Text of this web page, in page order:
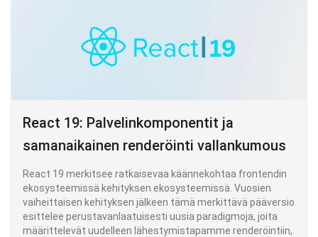
React 19: Palvelinkomponentit ja
samanaikainen renderöinti vallankumous
React 19 merkitsee ratkaisevaa käännekohtaa frontendin
ekosysteemissä kehityksen ekosysteemissä. Vuosien
vaiheittaisen kehityksen jälkeen tämä merkittävä pääversio
esittelee perustavanlaatuisesti uusia paradigmoja, joita
määrittelevät uudelleen lähestymistapamme renderöintiin,